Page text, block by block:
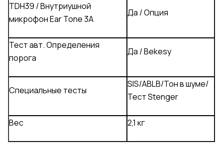
TDH39 / Внутриушной
микрофон Ear Tone 3A
Да / Опция
Тест авт. Определения
порога
Да / Bekesy
Специальные тесты
SIS/ABLB/Тон в шуме/
Тест Stenger
Вес 2,1 кг